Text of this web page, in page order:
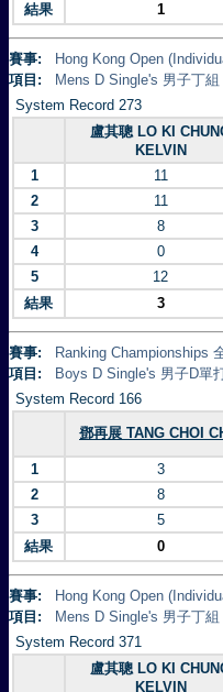
結果
1
賽事:
Hong Kong Open
項目:
Mens D Single's 男子丁組
System Record 273
盧其聰 LO KI
KELVIN
1 11
2
11
3
8
4
0
5
12
結果
3
賽事:
Ranking Championships
項目:
Boys D Single's 男子D單
System Record 166
鄧再展 TANG CHOI
1
3
2
8
3
5
結果
0
賽事:
Hong Kong Open
項目:
Mens D Single's 男子丁組
System Record 371
盧其聰 LO KI
KELVIN